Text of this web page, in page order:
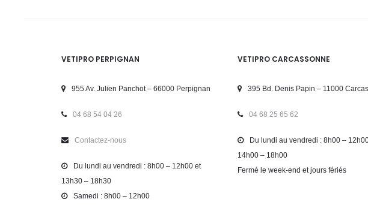
VETIPRO PERPIGNAN
955 Av. Julien Panchot – 66000 Perpignan
04 68 54 04 26
Contactez-nous
Du lundi au vendredi : 8h00 – 12h00 et
13h30 – 18h30
Samedi : 8h00 – 12h00
VETIPRO CARCASSONNE
395 Bd. Denis Papin – 11000
04 68 25 65 62
Du lundi au vendredi : 8h00 –
14h00 – 18h00
Fermé le week-end et jours fériés